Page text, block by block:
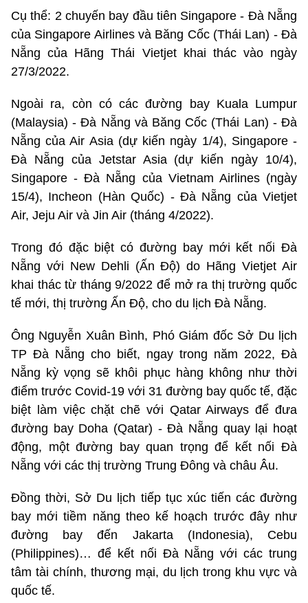
Cụ thể: 2 chuyến bay đầu tiên Singapore - Đà Nẵng
của Singapore Airlines và Băng Cốc (Thái Lan) - Đà
Nẵng của Hãng Thái Vietjet khai thác vào ngày
27/3/2022.
Ngoài ra, còn có các đường bay Kuala Lumpur
(Malaysia) - Đà Nẵng và Băng Cốc (Thái Lan) - Đà
Nẵng của Air Asia (dự kiến ngày 1/4), Singapore -
Đà Nẵng của Jetstar Asia (dự kiến ngày 10/4),
Singapore - Đà Nẵng của Vietnam Airlines (ngày
15/4), Incheon (Hàn Quốc) - Đà Nẵng của Vietjet
Air, Jeju Air và Jin Air (tháng 4/2022).
Trong đó đặc biệt có đường bay mới kết nối Đà
Nẵng với New Dehli (Ấn Độ) do Hãng Vietjet Air
khai thác từ tháng 9/2022 để mở ra thị trường quốc
tế mới, thị trường Ấn Độ, cho du lịch Đà Nẵng.
Ông Nguyễn Xuân Bình, Phó Giám đốc Sở Du lịch
TP Đà Nẵng cho biết, ngay trong năm 2022, Đà
Nẵng kỳ vọng sẽ khôi phục hàng không như thời
điểm trước Covid-19 với 31 đường bay quốc tế, đặc
biệt làm việc chặt chẽ với Qatar Airways để đưa
đường bay Doha (Qatar) - Đà Nẵng quay lại hoạt
động, một đường bay quan trọng để kết nối Đà
Nẵng với các thị trường Trung Đông và châu Âu.
Đồng thời, Sở Du lịch tiếp tục xúc tiến các đường
bay mới tiềm năng theo kế hoạch trước đây như
đường bay đến Jakarta (Indonesia), Cebu
(Philippines)… để kết nối Đà Nẵng với các trung
tâm tài chính, thương mại, du lịch trong khu vực và
quốc tế.